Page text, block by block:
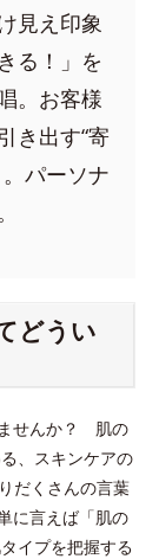
見え印象
る！」を
。お客様
き出す“寄
パーソナ
どうい
ませんか？ 肌の
、スキンケアの
だくさんの言葉
に言えば「肌の
イプを把握する